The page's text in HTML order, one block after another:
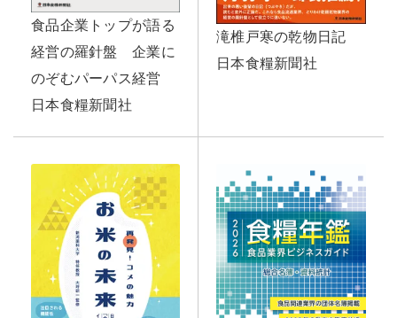
食品企業トップが語る
経営の羅針盤 企業に
のぞむパーパス経営
日本食糧新聞社
滝椎戸寒の乾物日記
日本食糧新聞社